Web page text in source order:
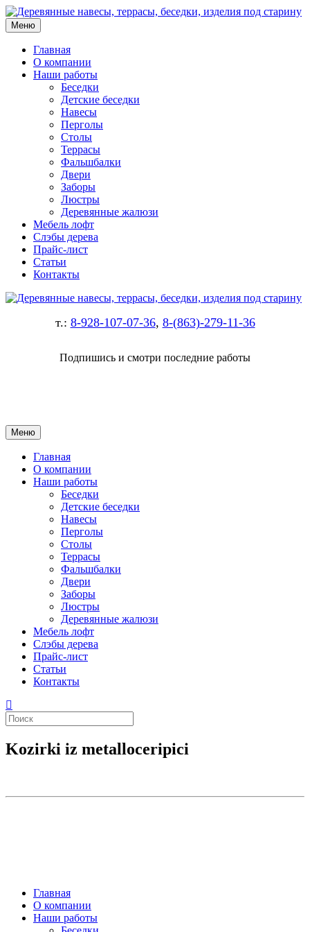
Меню
Главная
О компании
Наши работы
Беседки
Детские беседки
Навесы
Перголы
Столы
Террасы
Фальшбалки
Двери
Заборы
Люстры
Деревянные жалюзи
Мебель лофт
Слэбы дерева
Прайс-лист
Статьи
Контакты
т.: 8-928-107-07-36, 8-(863)-279-11-36
Подпишись и смотри последние работы
Меню
Главная
О компании
Наши работы
Беседки
Детские беседки
Навесы
Перголы
Столы
Террасы
Фальшбалки
Двери
Заборы
Люстры
Деревянные жалюзи
Мебель лофт
Слэбы дерева
Прайс-лист
Статьи
Контакты
Kozirki iz metalloceripici
Главная
О компании
Наши работы